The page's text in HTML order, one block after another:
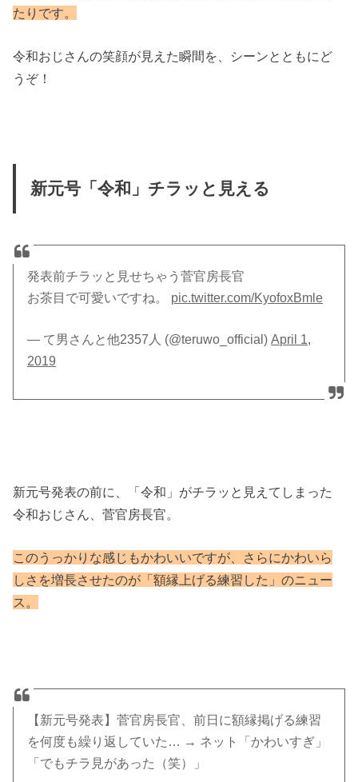
たりです。
令和おじさんの笑顔が見えた瞬間を、シーンとともにど
うぞ！
新元号「令和」チラッと見える
発表前チラッと見せちゃう菅官房長官
お茶目で可愛いですね。 pic.twitter.com/KyofoxBmle
— て男さんと他2357人 (@teruwo_official)April 1,
2019
新元号発表の前に、「令和」がチラッと見えてしまった
令和おじさん、菅官房長官。
このうっかりな感じもかわいいですが、さらにかわいら
しさを増長させたのが 「額縁上げる練習した」のニュー
ス。
【新元号発表】菅官房長官、前日に額縁掲げる練習
を何度も繰り返していた… → ネット「かわいすぎ」
「でもチラ見があった（笑）」